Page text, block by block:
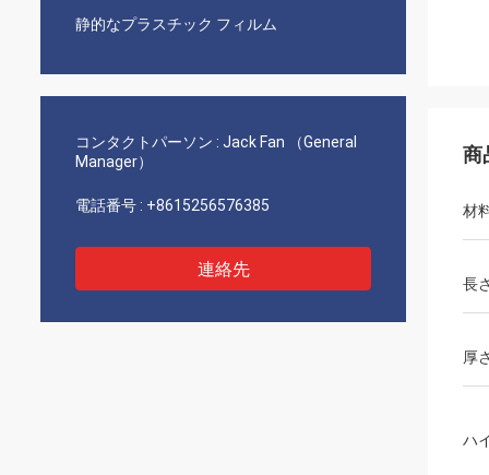
静的なプラスチック フィルム
コンタクトパーソン : Jack Fan （General
Manager）
電話番号 : +8615256576385
連絡先
商
材
長
厚
ハ